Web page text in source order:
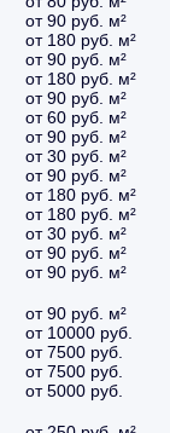
от 90 руб. м²
от 180 руб. м²
от 90 руб. м²
от 180 руб. м²
от 90 руб. м²
от 60 руб. м²
от 90 руб. м²
от 30 руб. м²
от 90 руб. м²
от 180 руб. м²
от 180 руб. м²
от 30 руб. м²
от 90 руб. м²
от 90 руб. м²
от 90 руб. м²
от 10000 руб.
от 7500 руб.
от 7500 руб.
от 5000 руб.